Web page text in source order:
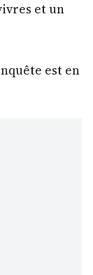
et un
est en